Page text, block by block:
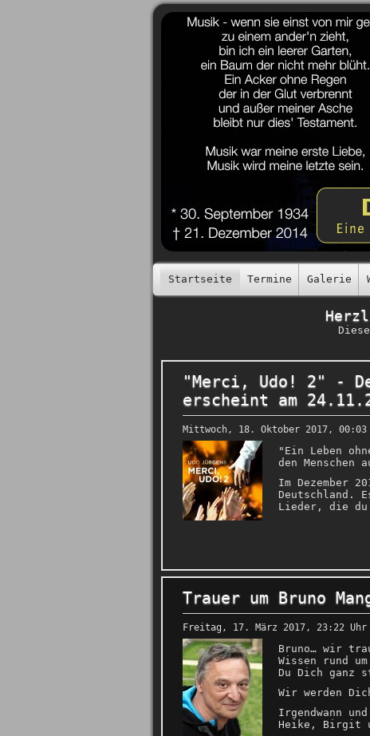
Startseite Termine Galerie
"Merci, Udo! 2" -
erscheint am
Mittwoch, 18. Oktober 2017, 00:03
"Ein Leben
den Menschen
Im Dezember
Deutschland.
Lieder, die du
Trauer um Bruno
Freitag, 17. März 2017, 23:22 Uhr
Bruno… wir
Wissen rund
Du Dich ganz
Wir werden
Irgendwann
Heike, Birgit